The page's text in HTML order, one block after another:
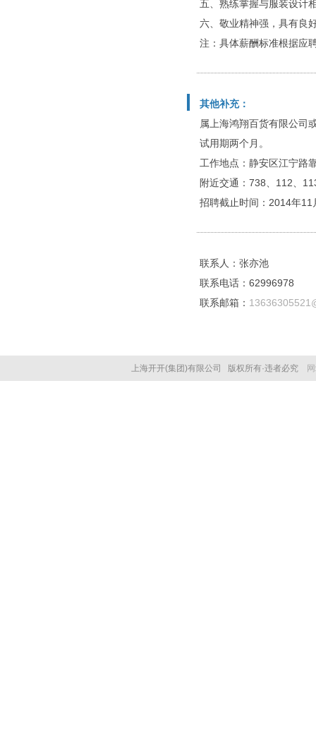
五、熟练掌握与服装设计
六、敬业精神强，具有良
注：具体薪酬标准根据应
其他补充：
属上海鸿翔百货有限公司
试用期两个月。
工作地点：静安区江宁路
附近交通：738、112、
招聘截止时间：2014年11
联系人：张亦池
联系电话：62996978
联系邮箱：
上海开开(集团)有限公司 版权所有·违者必究